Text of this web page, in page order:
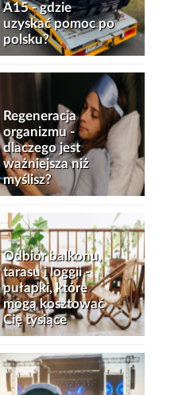
A15 - gdzie
uzyskać pomoc po
polsku?
Regeneracja
organizmu -
dlaczego jest
ważniejsza niż
myślisz?
Odbiór balkonu,
tarasu i loggii -
pułapki, które
mogą kosztować
Cię tysiące